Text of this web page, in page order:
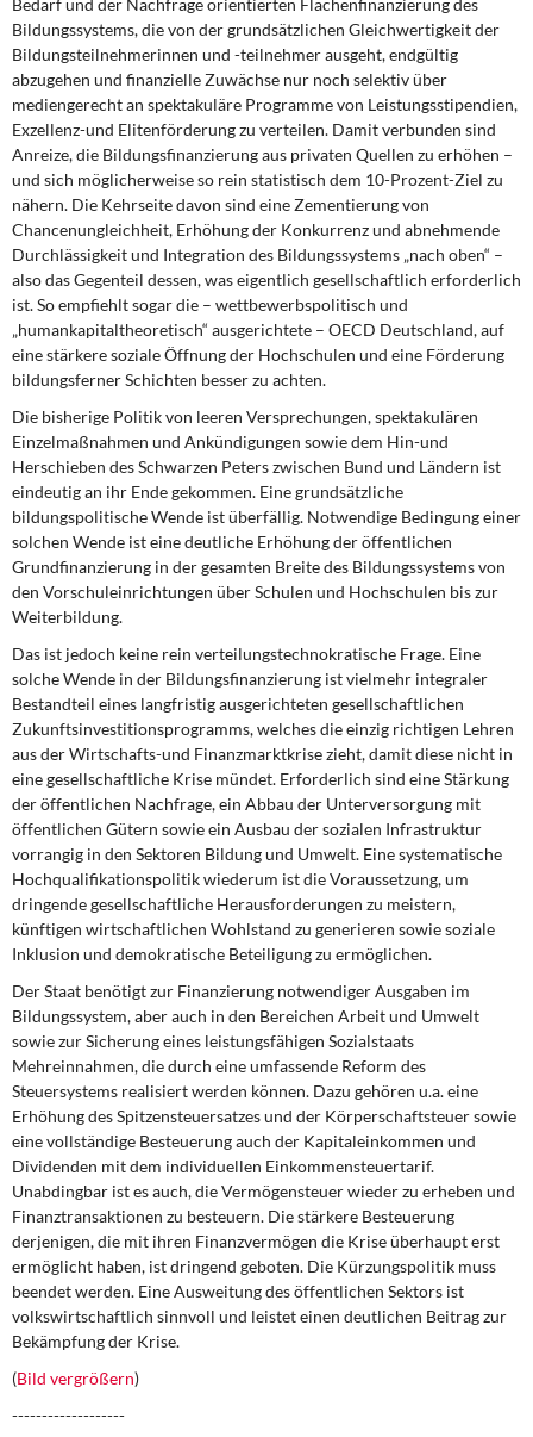
Bedarf und der Nachfrage orientierten Flächenfinanzierung des
Bildungssystems, die von der grundsätzlichen Gleichwertigkeit der
Bildungsteilnehmerinnen und -teilnehmer ausgeht, endgültig
abzugehen und finanzielle Zuwächse nur noch selektiv über
mediengerecht an spektakuläre Programme von Leistungsstipendien,
Exzellenz-und Elitenförderung zu verteilen. Damit verbunden sind
Anreize, die Bildungsfinanzierung aus privaten Quellen zu erhöhen –
und sich möglicherweise so rein statistisch dem 10-Prozent-Ziel zu
nähern. Die Kehrseite davon sind eine Zementierung von
Chancenungleichheit, Erhöhung der Konkurrenz und abnehmende
Durchlässigkeit und Integration des Bildungssystems „nach oben“ –
also das Gegenteil dessen, was eigentlich gesellschaftlich erforderlich
ist. So empfiehlt sogar die – wettbewerbspolitisch und
„humankapitaltheoretisch“ ausgerichtete – OECD Deutschland, auf
eine stärkere soziale Öffnung der Hochschulen und eine Förderung
bildungsferner Schichten besser zu achten.
Die bisherige Politik von leeren Versprechungen, spektakulären
Einzelmaßnahmen und Ankündigungen sowie dem Hin-und
Herschieben des Schwarzen Peters zwischen Bund und Ländern ist
eindeutig an ihr Ende gekommen. Eine grundsätzliche
bildungspolitische Wende ist überfällig. Notwendige Bedingung einer
solchen Wende ist eine deutliche Erhöhung der öffentlichen
Grundfinanzierung in der gesamten Breite des Bildungssystems von
den Vorschuleinrichtungen über Schulen und Hochschulen bis zur
Weiterbildung.
Das ist jedoch keine rein verteilungstechnokratische Frage. Eine
solche Wende in der Bildungsfinanzierung ist vielmehr integraler
Bestandteil eines langfristig ausgerichteten gesellschaftlichen
Zukunftsinvestitionsprogramms, welches die einzig richtigen Lehren
aus der Wirtschafts-und Finanzmarktkrise zieht, damit diese nicht in
eine gesellschaftliche Krise mündet. Erforderlich sind eine Stärkung
der öffentlichen Nachfrage, ein Abbau der Unterversorgung mit
öffentlichen Gütern sowie ein Ausbau der sozialen Infrastruktur
vorrangig in den Sektoren Bildung und Umwelt. Eine systematische
Hochqualifikationspolitik wiederum ist die Voraussetzung, um
dringende gesellschaftliche Herausforderungen zu meistern,
künftigen wirtschaftlichen Wohlstand zu generieren sowie soziale
Inklusion und demokratische Beteiligung zu ermöglichen.
Der Staat benötigt zur Finanzierung notwendiger Ausgaben im
Bildungssystem, aber auch in den Bereichen Arbeit und Umwelt
sowie zur Sicherung eines leistungsfähigen Sozialstaats
Mehreinnahmen, die durch eine umfassende Reform des
Steuersystems realisiert werden können. Dazu gehören u.a. eine
Erhöhung des Spitzensteuersatzes und der Körperschaftsteuer sowie
eine vollständige Besteuerung auch der Kapitaleinkommen und
Dividenden mit dem individuellen Einkommensteuertarif.
Unabdingbar ist es auch, die Vermögensteuer wieder zu erheben und
Finanztransaktionen zu besteuern. Die stärkere Besteuerung
derjenigen, die mit ihren Finanzvermögen die Krise überhaupt erst
ermöglicht haben, ist dringend geboten. Die Kürzungspolitik muss
beendet werden. Eine Ausweitung des öffentlichen Sektors ist
volkswirtschaftlich sinnvoll und leistet einen deutlichen Beitrag zur
Bekämpfung der Krise.
(Bild vergrößern)
-------------------